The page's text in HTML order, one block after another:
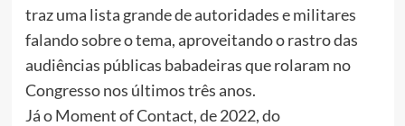
traz uma lista grande de autoridades e militares
falando sobre o tema, aproveitando o rastro das
audiências públicas babadeiras que rolaram no
Congresso nos últimos três anos.
Já o Moment of Contact, de 2022, do